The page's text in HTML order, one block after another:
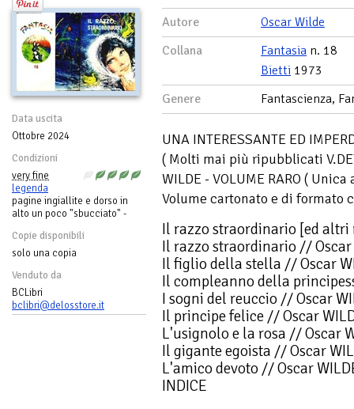
Data uscita
Ottobre 2024
Condizioni
very fine
legenda
pagine ingiallite e dorso in
alto un poco "sbucciato" -
Copie disponibili
solo una copia
Venduto da
BCLibri
bclibri@delosstore.it
Autore
Oscar Wilde
Collana
Fantasia n. 18
Bietti 1973
Genere
Fantascienza,
UNA INTERESSANTE ED
( Molti mai più ripubblicati
WILDE - VOLUME RARO (
Volume cartonato e di formato
Il razzo straordinario [ed
Il razzo straordinario // Oscar
Il figlio della stella // Oscar
Il compleanno della
I sogni del reuccio // Oscar
Il principe felice // Oscar
L'usignolo e la rosa // Oscar
Il gigante egoista // Oscar
L'amico devoto // Oscar
INDICE